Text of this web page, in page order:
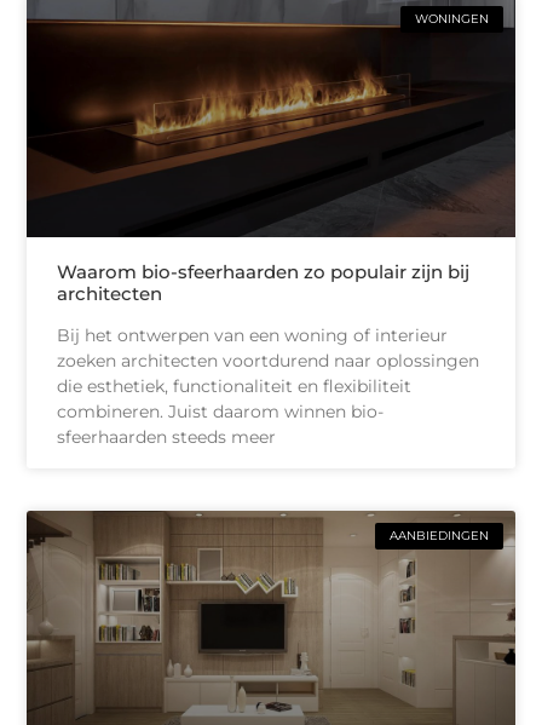
WONINGEN
Waarom bio-sfeerhaarden zo populair zijn bij
architecten
Bij het ontwerpen van een woning of interieur
zoeken architecten voortdurend naar oplossingen
die esthetiek, functionaliteit en flexibiliteit
combineren. Juist daarom winnen bio-
sfeerhaarden steeds meer
AANBIEDINGEN